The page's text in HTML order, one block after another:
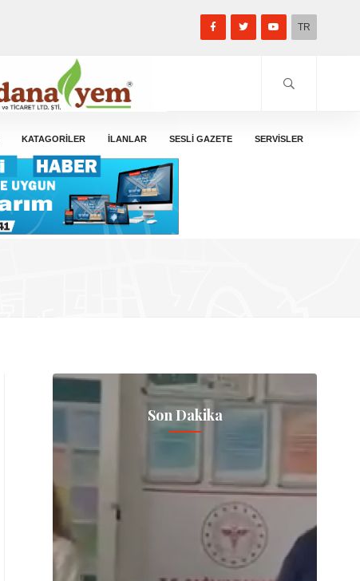
TR
KATAGORİLER İLANLAR SESLİ GAZETE SERVİSLER
Son Dakika